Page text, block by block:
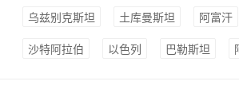
乌兹别克斯坦 土库曼斯坦 阿富汗
沙特阿拉伯 以色列 巴勒斯坦